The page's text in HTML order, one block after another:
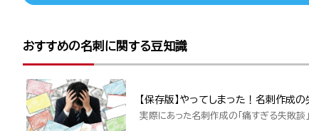
おすすめの名刺に関する豆知識
【保存版】やってしまった！名刺作
実際にあった名刺作成の「痛すぎる失敗談